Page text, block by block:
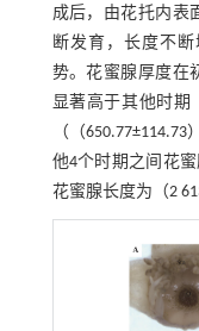
成后，由花托内表
断发育，长度不
势。花蜜腺厚度在
显著高于其他时期
（（
他4个时期之间花
花蜜腺长度为（2